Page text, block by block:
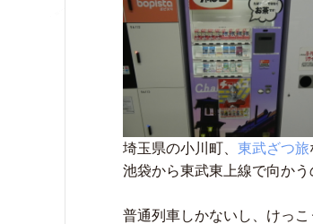
埼玉県の小川町、 東武ざつ旅
池袋から東武東上線で向か
普通列車しかないし、けっこ